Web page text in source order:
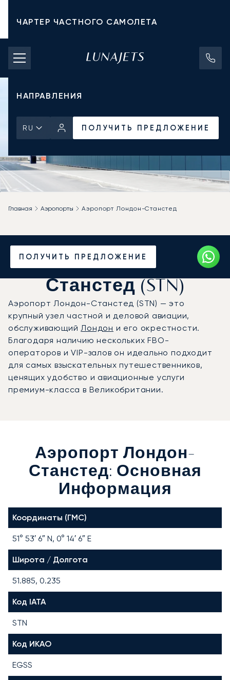
ЧАРТЕР ЧАСТНОГО САМОЛЕТА
СТОИМОСТЬ ЧАРТЕРА
ЧАСТНЫЕ САМОЛЕТЫ
НАПРАВЛЕНИЯ
RU ПОЛУЧИТЬ ПРЕДЛОЖЕНИЕ
ПОЛУЧИТЬ ПРЕДЛОЖЕНИЕ
Главная Аэропорты Аэропорт Лондон-Станстед
Частный джет в
аэропорт Лондон-
Станстед (STN)
Аэропорт Лондон-Станстед (STN) — это
крупный узел частной и деловой авиации,
обслуживающий Лондон и его окрестности.
Благодаря наличию нескольких FBO-
операторов и VIP-залов он идеально подходит
для самых взыскательных путешественников,
ценящих удобство и авиационные услуги
премиум-класса в Великобритании.
Аэропорт Лондон-
Станстед: Основная
Информация
Координаты (ГМС)
51° 53′ 6″ N, 0° 14′ 6″ E
Широта / Долгота
51.885, 0.235
Код IATA
STN
Код ИКАО
EGSS